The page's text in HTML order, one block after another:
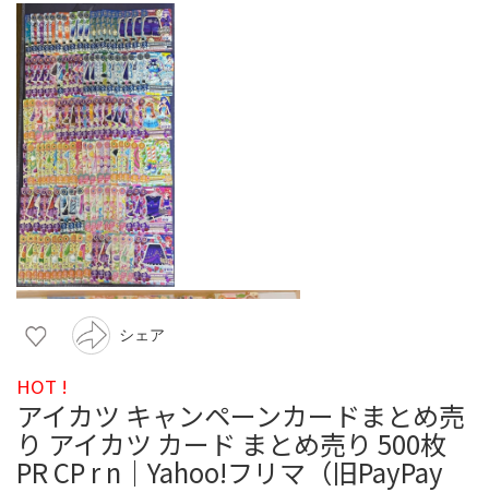
シェア
HOT !
アイカツ キャンペーンカードまとめ売
り アイカツ カード まとめ売り 500枚
PR CP r n｜Yahoo!フリマ（旧PayPay